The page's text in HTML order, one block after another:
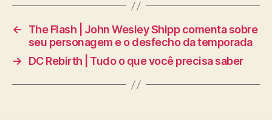
←
The Flash | John Wesley Shipp comenta sobre
seu personagem e o desfecho da temporada
→
DC Rebirth | Tudo o que você precisa saber